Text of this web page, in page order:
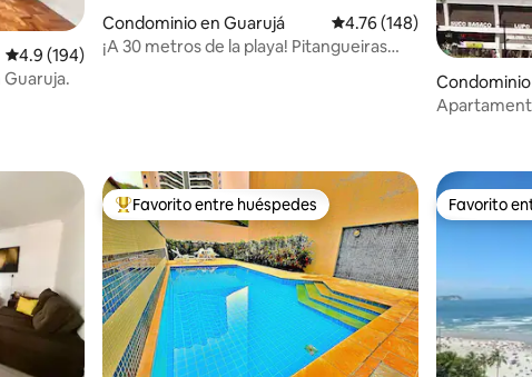
Calificación promedio: 4.9 de 5; 194 evaluaciones
4.9 (194)
Condominio en Guarujá Calificación promedio:
4.76 (148)
¡A 30 metros de la playa! Pitangueiras
De los mejores en Favorito entre huéspedes
Favorito entre huéspedes Favorito
Favorito